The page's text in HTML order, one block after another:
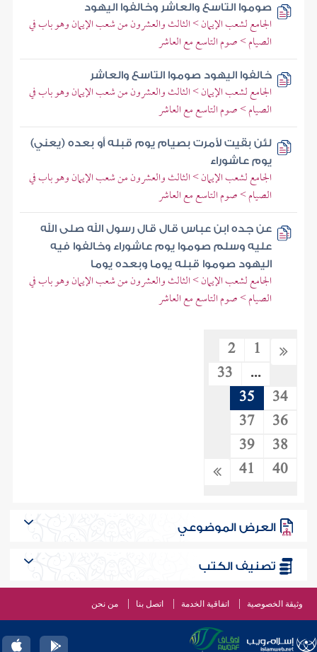
صوموا التاسع والعاشر وخالفوا اليهود
الجامع لشعب الإيمان > الثالث والعشرون من شعب الإيمان وهو باب في
الصيام > صوم التاسع مع العاشر
خالفوا اليهود صوموا التاسع والعاشر
الجامع لشعب الإيمان > الثالث والعشرون من شعب الإيمان وهو باب في
الصيام > صوم التاسع مع العاشر
لئن بقيت لأمرت بصيام يوم قبله أو بعده (يعني)
يوم عاشوراء
الجامع لشعب الإيمان > الثالث والعشرون من شعب الإيمان وهو باب في
الصيام > صوم التاسع مع العاشر
عن جده ابن عباس قال قال رسول الله صلى الله
عليه وسلم صوموا يوم عاشوراء وخالفوا فيه
اليهود صوموا قبله يوما وبعده يوما
الجامع لشعب الإيمان > الثالث والعشرون من شعب الإيمان وهو باب في
الصيام > صوم التاسع مع العاشر
1
2
...
33
34
35
36
37
38
39
40
41
العرض الموضوعي
تصنيف الكتب
وثيقة الخصوصية اتفاقية الخدمة اتصل بنا من نحن